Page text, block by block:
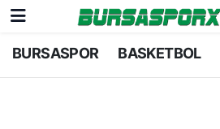
BURSASPOR BASKETBOL
Bursaspor
Bursa Nöbetçi Eczaneler